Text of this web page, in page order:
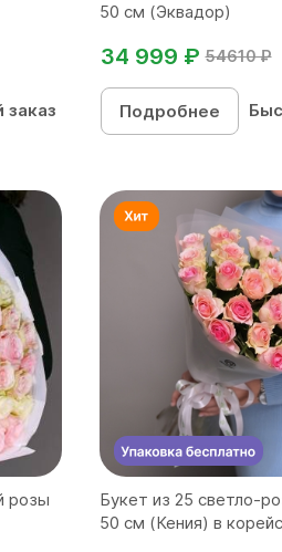
50 см (Эквадор)
54610 ₽
34 999 ₽
Подробнее
розы
Букет из 25 светло-
50 см (Кения) в